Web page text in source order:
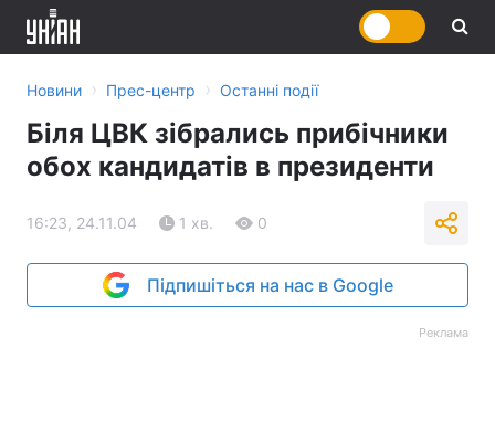
Новини › Прес-центр › Останні події
Біля ЦВК зібрались прибічники
обох кандидатів в президенти
16:23, 24.11.04 1 хв. 0
Підпишіться на нас в Google
Реклама